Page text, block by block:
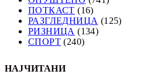
ПОТКАСТ (16)
РАЗГЛЕДНИЦА (125)
РИЗНИЦА (134)
СПОРТ (240)
НАЈЧИТАНИ